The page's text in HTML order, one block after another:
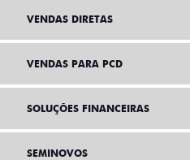
VENDAS DIRETAS
VENDAS PARA PCD
SOLUÇÕES FINANCEIRAS
SEMINOVOS